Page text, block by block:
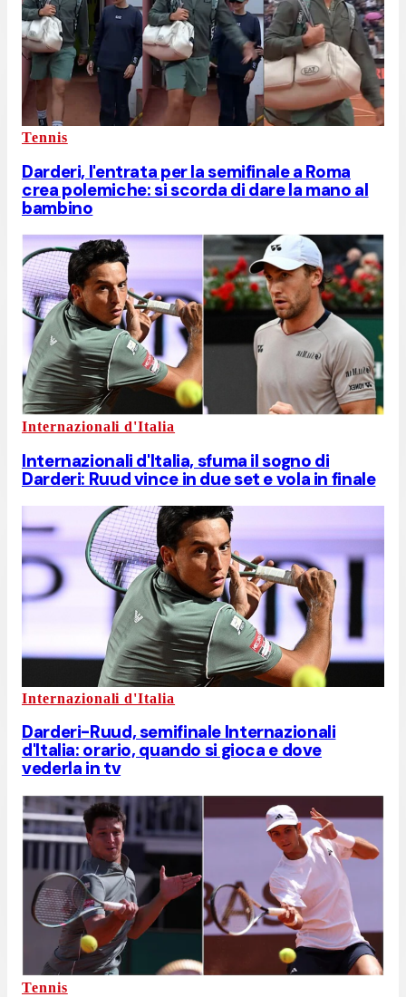
Tennis
Darderi, l'entrata per la semifinale a Roma
crea polemiche: si scorda di dare la mano al
bambino
Internazionali d'Italia
Internazionali d'Italia, sfuma il sogno di
Darderi: Ruud vince in due set e vola in finale
Internazionali d'Italia
Darderi-Ruud, semifinale Internazionali
d'Italia: orario, quando si gioca e dove
vederla in tv
Tennis